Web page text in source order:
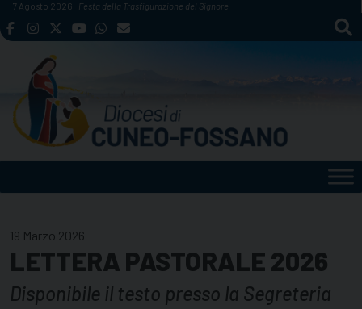
Skip
to
7 Agosto 2026 Festa della Trasfigurazione del Signore
19 Marzo 2026
LETTERA PASTORALE 2026
Disponibile il testo presso la Segreteria